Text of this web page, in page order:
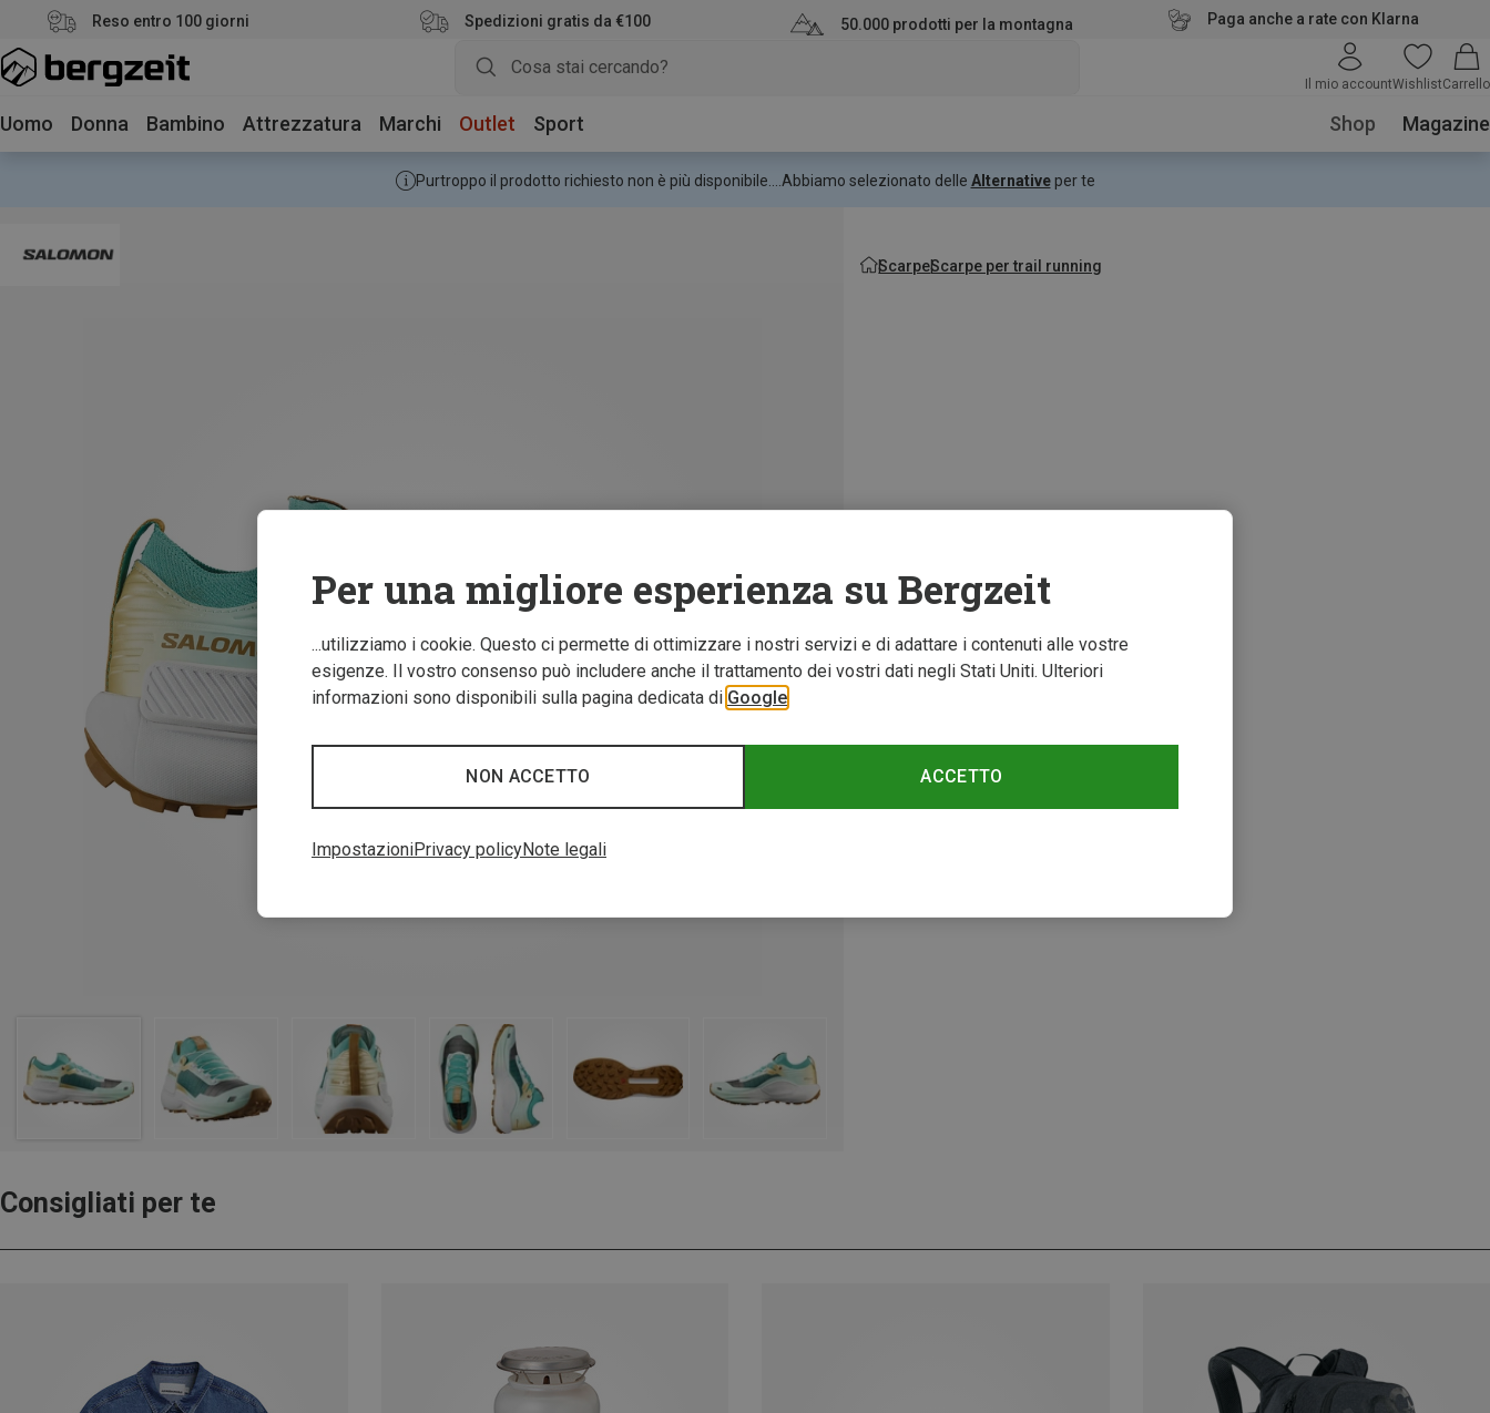
Reso entro 100 giorni Spedizioni gratis da €100 50.000 prodotti per la montagna Paga anche a rate con Klarna
Il mio accountWishlistCarrello
Uomo Donna Bambino Attrezzatura Marchi Outlet Sport Shop Magazine
Purtroppo il prodotto richiesto non è più disponibile.... Abbiamo selezionato delle Alternativeper te
ScarpeScarpe per trail running
Consigliati per te
Per una migliore esperienza su Bergzeit
...utilizziamo i cookie. Questo ci permette di ottimizzare i nostri servizi e di adattare i contenuti alle vostre
esigenze. Il vostro consenso può includere anche il trattamento dei vostri dati negli Stati Uniti. Ulteriori
informazioni sono disponibili sulla pagina dedicata di Google
ACCETTO
NON ACCETTO
ImpostazioniPrivacy policyNote legali